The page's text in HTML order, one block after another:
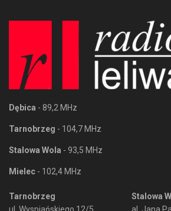
Dębica - 89,2 MHz
Tarnobrzeg - 104,7 MHz
Stalowa Wola - 93,5 MHz
Mielec - 102,4 MHz
Tarnobrzeg
Stalowa